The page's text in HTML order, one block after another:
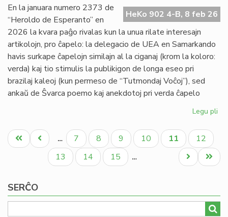
HeKo 902 4-B, 8 feb 26
En la januara numero 2373 de
“Heroldo de Esperanto” en
2026 la kvara paĝo rivalas kun la unua rilate interesajn
artikolojn, pro ĉapelo: la delegacio de UEA en Samarkando
havis surkape ĉapelojn similajn al la ciganaj (krom la koloro:
verda) kaj tio stimulis la publikigon de longa eseo pri
brazilaj kaleoj (kun permeso de “Tutmondaj Voĉoj”), sed
ankaŭ de Ŝvarca poemo kaj anekdotoj pri verda ĉapelo
Legu pli
Pagination
Unua
paĝo
Antaŭa
paĝo
… Paĝo
7 Paĝo
8 Paĝo
9 Paĝo
10
Aktuala
paĝo
11 Paĝo
12
Paĝo
13 Paĝo
14 Paĝo
15 …
Last
page
Next
page
SERĈO